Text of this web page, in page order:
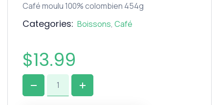
Café moulu 100% colombien 454g
Categories: Boissons, Café
$13.99